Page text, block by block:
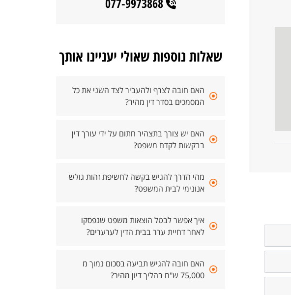
שאלות נוספות שאולי יעניינו אותך
האם חובה לצרף ולהעביר לצד השני את כל
המסמכים בסדר דין מהיר?
האם יש צורך בתצהיר חתום על ידי עורך דין
בבקשות לקדם משפט?
מהי הדרך להגיש בקשה לחשיפת זהות גולש
אנונימי לבית המשפט?
איך אפשר לבטל הוצאות משפט שנפסקו
לאחר דחיית ערר בבית הדין לערערים?
האם חובה להגיש תביעה בסכום נמוך מ
75,000 ש"ח בהליך דיון מהיר?